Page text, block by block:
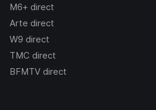
M6+ direct
Arte direct
W9 direct
TMC direct
BFMTV direct